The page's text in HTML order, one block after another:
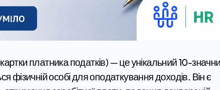
фізичній особі для оподаткування доходів. Він є